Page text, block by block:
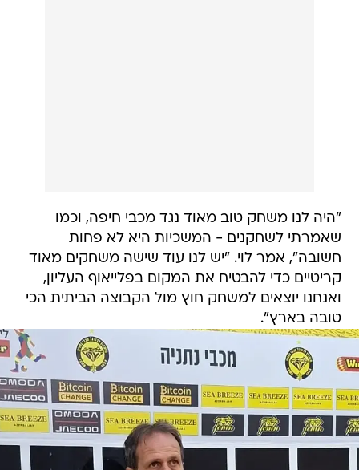
"היה לנו משחק טוב מאוד נגד מכבי חיפה, וכמו
שאמרתי לשחקנים - המשכיות היא לא פחות
חשובה", אמר לוי. "יש לנו עוד שישה משחקים מאוד
קריטיים כדי להבטיח את המקום בפלייאוף העליון,
ואנחנו יוצאים למשחק חוץ מול הקבוצה הביתית הכי
טובה בארץ".